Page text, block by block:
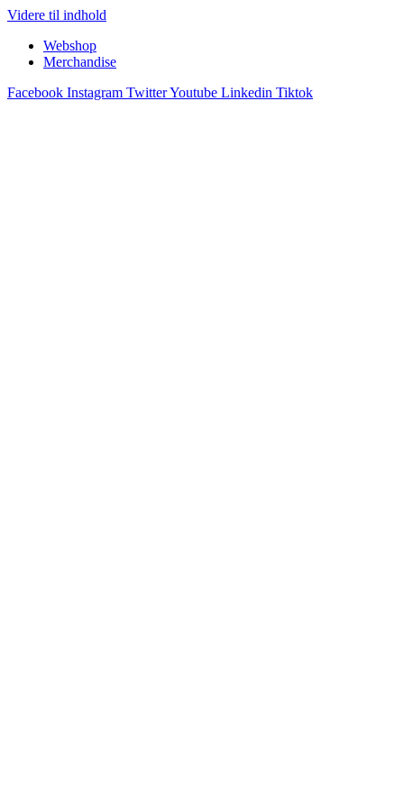
Videre til indhold
Webshop
Merchandise
Facebook Instagram TwitterYoutube Linkedin Tiktok